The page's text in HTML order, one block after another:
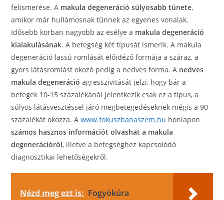
felismerése. A makula degeneráció súlyosabb tünete,
amikor már hullámosnak tűnnek az egyenes vonalak.
Idősebb korban nagyobb az esélye a makula degeneráció
kialakulásának. A betegség két típusát ismerik. A makula
degeneráció lassú romlását előidéző formája a száraz, a
gyors látásromlást okozó pedig a nedves forma. A nedves
makula degeneráció agresszivitását jelzi, hogy bár a
betegek 10-15 százalékánál jelentkezik csak ez a típus, a
súlyos látásvesztéssel járó megbetegedéseknek mégis a 90
százalékát okozza. Awww.fokuszbanaszem.hu honlapon
számos hasznos információt olvashat a makula
degenerációról, illetve a betegséghez kapcsolódó
diagnosztikai lehetőségekről.
Nézd meg ezt is: Fogyókúra